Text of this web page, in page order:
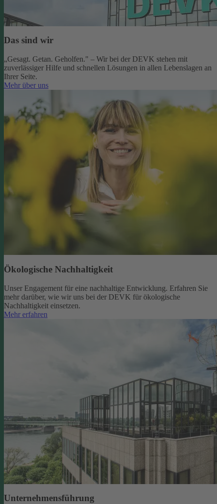
Das sind wir
„Gesagt. Getan. Geholfen." – Wir bei der DEVK stehen mit
zuverlässiger Hilfe und schnellen Lösungen in allen Lebenslagen an
Ihrer Seite.
Mehr über uns
Ökologische Nachhaltigkeit
Unser Engagement für eine nachhaltige Entwicklung. Erfahren Sie
mehr darüber, wie wir uns bei der DEVK für ökologische
Nachhaltigkeit einsetzen.
Mehr erfahren
Unternehmensführung